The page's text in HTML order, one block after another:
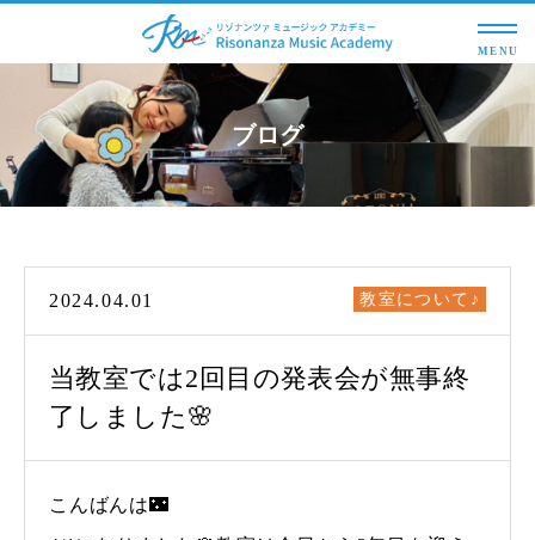
MENU
ブログ
2024.04.01 教室について♪
当教室では2回目の発表会が無事終
了しました🌸
こんばんは🌃